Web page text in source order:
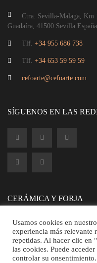
Ctra. Sevilla-Malaga, Km
Guadaíra, 41500 Sevilla España
Tlf. +34 955 686 738
Tlf. +34 653 59 59 59
cefoarte@cefoarte.com
SÍGUENOS EN LAS
CERÁMICA Y FORJA
©2026 CEFOARTE -
Usamos cookies en
experiencia más relevante
repetidas. Al hacer clic en
las cookies. Puede acceder
controlar su onsentimiento.